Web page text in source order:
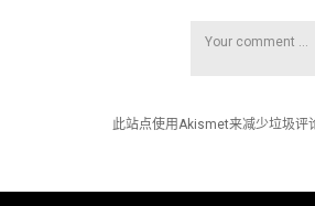
此站点使用Akismet来减少垃圾评